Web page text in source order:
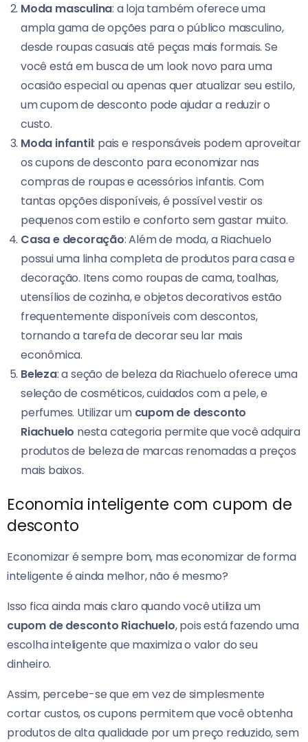
Moda masculina: a loja também oferece uma
ampla gama de opções para o público masculino,
desde roupas casuais até peças mais formais. Se
você está em busca de um look novo para uma
ocasião especial ou apenas quer atualizar seu estilo,
um cupom de desconto pode ajudar a reduzir o
custo.
Moda infantil: pais e responsáveis podem aproveitar
os cupons de desconto para economizar nas
compras de roupas e acessórios infantis. Com
tantas opções disponíveis, é possível vestir os
pequenos com estilo e conforto sem gastar muito.
Casa e decoração: Além de moda, a Riachuelo
possui uma linha completa de produtos para casa e
decoração. Itens como roupas de cama, toalhas,
utensílios de cozinha, e objetos decorativos estão
frequentemente disponíveis com descontos,
tornando a tarefa de decorar seu lar mais
econômica.
Beleza: a seção de beleza da Riachuelo oferece uma
seleção de cosméticos, cuidados com a pele, e
perfumes. Utilizar um cupom de desconto
Riachuelo nesta categoria permite que você adquira
produtos de beleza de marcas renomadas a preços
mais baixos.
Economia inteligente com cupom de
desconto
Economizar é sempre bom, mas economizar de forma
inteligente é ainda melhor, não é mesmo?
Isso fica ainda mais claro quando você utiliza um
cupom de desconto Riachuelo, pois está fazendo uma
escolha inteligente que maximiza o valor do seu
dinheiro.
Assim, percebe-se que em vez de simplesmente
cortar custos, os cupons permitem que você obtenha
produtos de alta qualidade por um preço reduzido, sem